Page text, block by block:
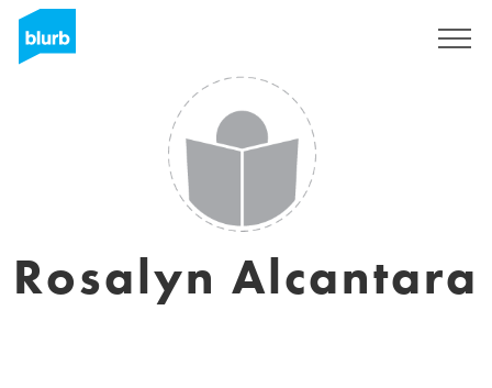
Rosalyn Alcantara